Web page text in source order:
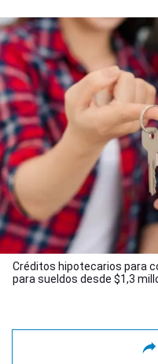
Créditos hipotecarios para
para sueldos desde $1,3